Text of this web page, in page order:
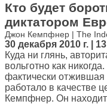
Кто будет
диктатором
Джон Кемпфнер | The
30 декабря 2010 г. |
Куда ни глянь,
вольготно как
фактически отжившая
работало в качестве
Кемпфнер. Он